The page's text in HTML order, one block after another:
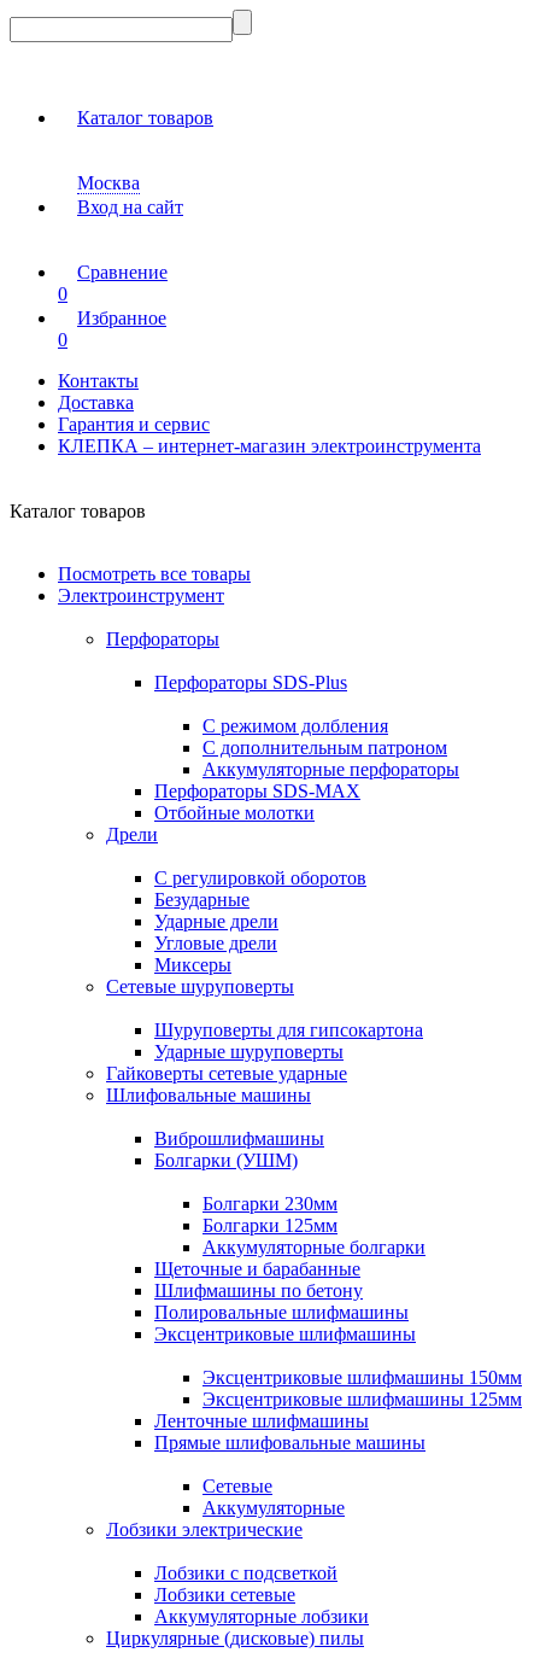
Каталог товаров
Москва
Вход на сайт
Сравнение
0
Избранное
0
Контакты
Доставка
Гарантия и сервис
КЛЕПКА – интернет-магазин электроинструмента
Каталог товаров
Посмотреть все товары
Электроинструмент
Перфораторы
Перфораторы SDS-Plus
С режимом долбления
С дополнительным патроном
Аккумуляторные перфораторы
Перфораторы SDS-MAX
Отбойные молотки
Дрели
С регулировкой оборотов
Безударные
Ударные дрели
Угловые дрели
Миксеры
Сетевые шуруповерты
Шуруповерты для гипсокартона
Ударные шуруповерты
Гайковерты сетевые ударные
Шлифовальные машины
Виброшлифмашины
Болгарки (УШМ)
Болгарки 230мм
Болгарки 125мм
Аккумуляторные болгарки
Щеточные и барабанные
Шлифмашины по бетону
Полировальные шлифмашины
Эксцентриковые шлифмашины
Эксцентриковые шлифмашины 150мм
Эксцентриковые шлифмашины 125мм
Ленточные шлифмашины
Прямые шлифовальные машины
Сетевые
Аккумуляторные
Лобзики электрические
Лобзики с подсветкой
Лобзики сетевые
Аккумуляторные лобзики
Циркулярные (дисковые) пилы